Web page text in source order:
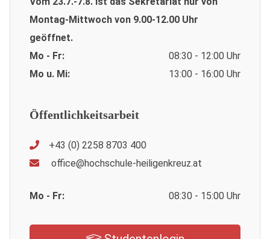
Montag-Mittwoch von 9.00-12.00 Uhr
geöffnet.
Mo - Fr:
08:30 - 12:00 Uhr
Mo u. Mi:
13:00 - 16:00 Uhr
Öffentlichkeitsarbeit
+43 (0) 2258 8703 400
office@hochschule-heiligenkreuz.at
Mo - Fr: 08:30 - 15:00 Uhr